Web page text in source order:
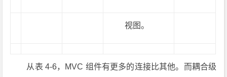
视图。
从表 4-6，MVC 组件有更多的连接比其他。而耦合级